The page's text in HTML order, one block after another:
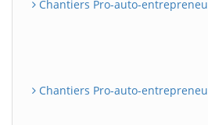
Chantiers Pro-auto-
Chantiers Pro-auto-